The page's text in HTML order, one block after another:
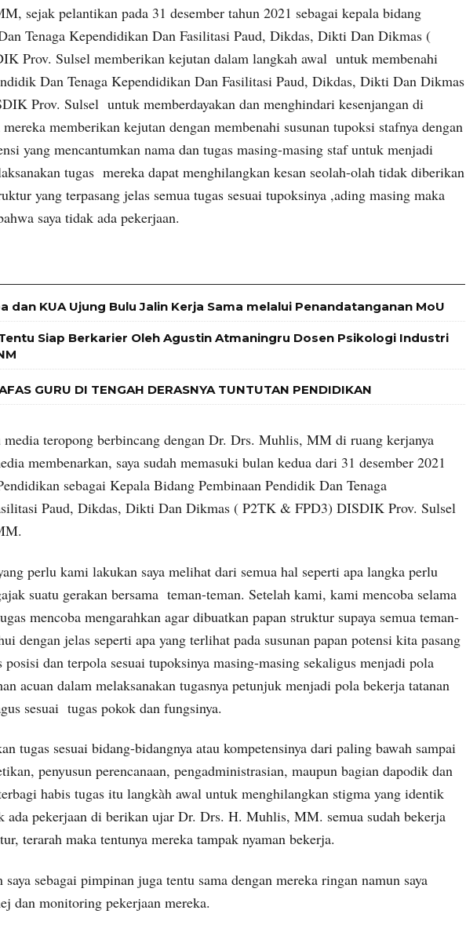
sejak pelantikan pada 31 desember tahun 2021 sebagai kepala bidang
Tenaga Kependidikan Dan Fasilitasi Paud, Dikdas, Dikti Dan Dikmas (
Prov. Sulsel memberikan kejutan dalam langkah awal untuk membenahi
Dan Tenaga Kependidikan Dan Fasilitasi Paud, Dikdas, Dikti Dan Dikmas
Prov. Sulsel untuk memberdayakan dan menghindari kesenjangan di
memberikan kejutan dengan membenahi susunan tupoksi stafnya dengan
yang mencantumkan nama dan tugas masing-masing staf untuk menjadi
tugas mereka dapat menghilangkan kesan seolah-olah tidak diberikan
yang terpasang jelas semua tugas sesuai tupoksinya ,ading masing maka
saya tidak ada pekerjaan.
dan KUA Ujung Bulu Jalin Kerja Sama melalui Penandatanganan MoU
Siap Berkarier Oleh Agustin Atmaningru Dosen Psikologi Industri
GURU DI TENGAH DERASNYA TUNTUTAN PENDIDIKAN
teropong berbincang dengan Dr. Drs. Muhlis, MM di ruang kerjanya
membenarkan, saya sudah memasuki bulan kedua dari 31 desember 2021
sebagai Kepala Bidang Pembinaan Pendidik Dan Tenaga
Paud, Dikdas, Dikti Dan Dikmas ( P2TK & FPD3) DISDIK Prov. Sulsel
perlu kami lakukan saya melihat dari semua hal seperti apa langka perlu
suatu gerakan bersama teman-teman. Setelah kami, kami mencoba selama
mencoba mengarahkan agar dibuatkan papan struktur supaya semua teman-
dengan jelas seperti apa yang terlihat pada susunan papan potensi kita pasang
posisi dan terpola sesuai tupoksinya masing-masing sekaligus menjadi pola
acuan dalam melaksanakan tugasnya petunjuk menjadi pola bekerja tatanan
sesuai tugas pokok dan fungsinya.
tugas sesuai bidang-bidangnya atau kompetensinya dari paling bawah sampai
penyusun perencanaan, pengadministrasian, maupun bagian dapodik dan
habis tugas itu langkàh awal untuk menghilangkan stigma yang identik
ada pekerjaan di berikan ujar Dr. Drs. H. Muhlis, MM. semua sudah bekerja
terarah maka tentunya mereka tampak nyaman bekerja.
sebagai pimpinan juga tentu sama dengan mereka ringan namun saya
dan monitoring pekerjaan mereka.